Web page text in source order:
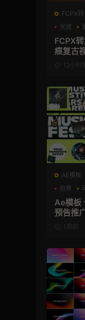
FCPX转
光效
FCPX
痕复古
12小时
AE模板
创意
Ae模板
预告推
1周前